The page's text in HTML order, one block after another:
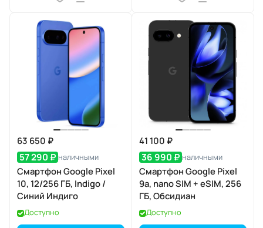
63 650 ₽
57 290 ₽ наличными
Смартфон Google Pixel
10, 12/256 ГБ, Indigo /
Синий Индиго
Доступно
41 100 ₽
36 990 ₽ наличными
Смартфон Google Pixel
9a, nano SIM + eSIM, 256
ГБ, Обсидиан
Доступно